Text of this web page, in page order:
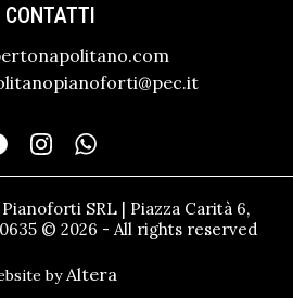
CONTATTI
SRL | Piazza Carità 6,
© 2026 - All rights reserved
by Altera